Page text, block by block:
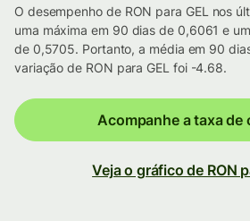
O desempenho de RON para GEL nos
uma máxima em 90 dias de 0,6061 e
de 0,5705. Portanto, a média em 90
variação de RON para GEL foi -4.68.
Acompanhe a taxa de
Veja o gráfico de RON